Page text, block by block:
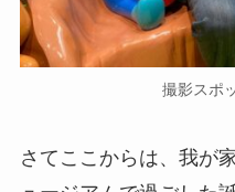
撮影スポ
さてここからは、我が